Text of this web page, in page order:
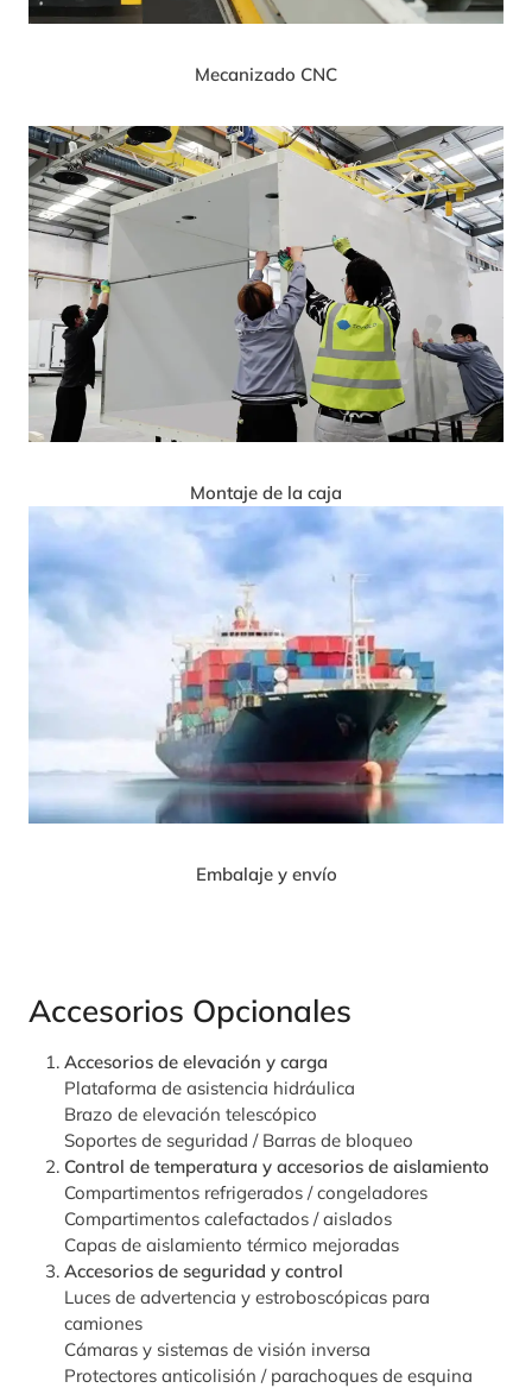
Mecanizado CNC
Montaje de la caja
Embalaje y envío
Accesorios Opcionales
Accesorios de elevación y carga
Plataforma de asistencia hidráulica
Brazo de elevación telescópico
Soportes de seguridad / Barras de bloqueo
Control de temperatura y accesorios de aislamiento
Compartimentos refrigerados / congeladores
Compartimentos calefactados / aislados
Capas de aislamiento térmico mejoradas
Accesorios de seguridad y control
Luces de advertencia y estroboscópicas para
camiones
Cámaras y sistemas de visión inversa
Protectores anticolisión / parachoques de esquina